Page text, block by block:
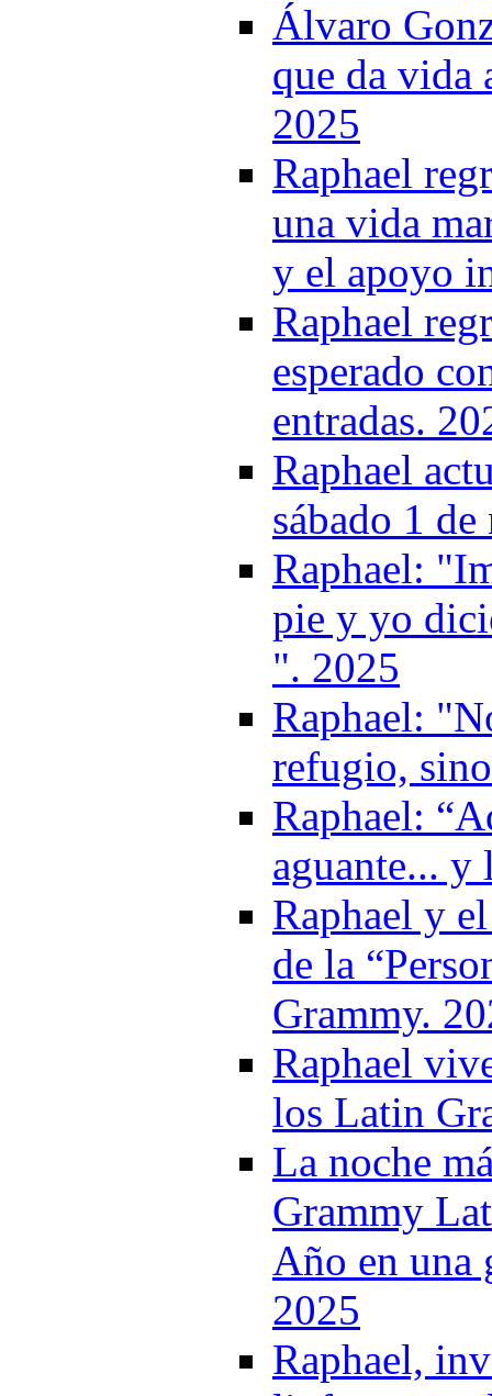
Álvaro
que da vida
2025
Raphael
una vida
y el apoyo
Raphael
esperado
entradas.
Raphael
sábado 1
Raphael:
pie y yo
". 2025
Raphael:
refugio,
Raphael:
aguante... y
Raphael y
de la
Grammy.
Raphael
los Latin
La noche
Grammy
Año en una
2025
Raphael,